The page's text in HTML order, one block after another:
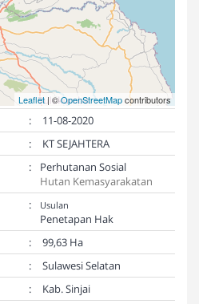
Leaflet | ©OpenStreetMapcontributors
:
11-08-2020
:
KT SEJAHTERA
:
Perhutanan Sosial
Hutan Kemasyarakatan
: Usulan
Penetapan Hak
:
99,63 Ha
:
Sulawesi Selatan
:
Kab. Sinjai